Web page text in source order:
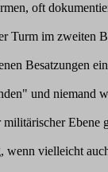
oft
im zweiten
und niemand
Ebene
vielleicht